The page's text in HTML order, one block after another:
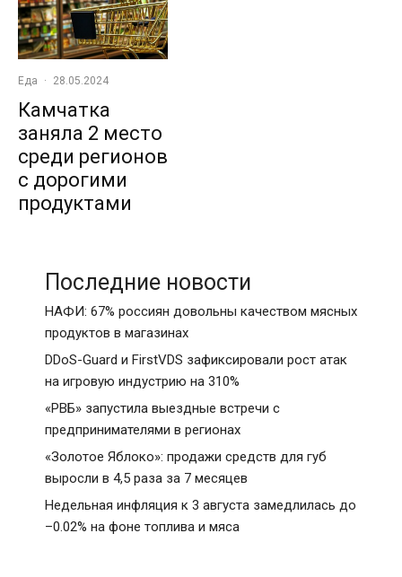
Еда · 28.05.2024
Камчатка
заняла 2 место
среди регионов
с дорогими
продуктами
Последние новости
НАФИ: 67% россиян довольны качеством мясных
продуктов в магазинах
DDoS-Guard и FirstVDS зафиксировали рост атак
на игровую индустрию на 310%
«РВБ» запустила выездные встречи с
предпринимателями в регионах
«Золотое Яблоко»: продажи средств для губ
выросли в 4,5 раза за 7 месяцев
Недельная инфляция к 3 августа замедлилась до
–0.02% на фоне топлива и мяса